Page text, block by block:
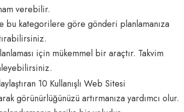
verebilir.
bu kategorilere göre gönderi planlamanıza
için mükemmel bir araçtır. Takvim
görünürlüğünüzü artırmanıza yardımcı olur.